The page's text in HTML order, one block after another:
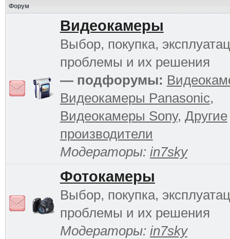
Форум
Видеокамеры
Выбор, покупка,
проблемы и их решения
— подфорумы:
Видеокамеры Panasonic,
Видеокамеры Sony, Другие
производители
Модераторы: in7sky
Фотокамеры
Выбор, покупка,
проблемы и их решения
Модераторы: in7sky